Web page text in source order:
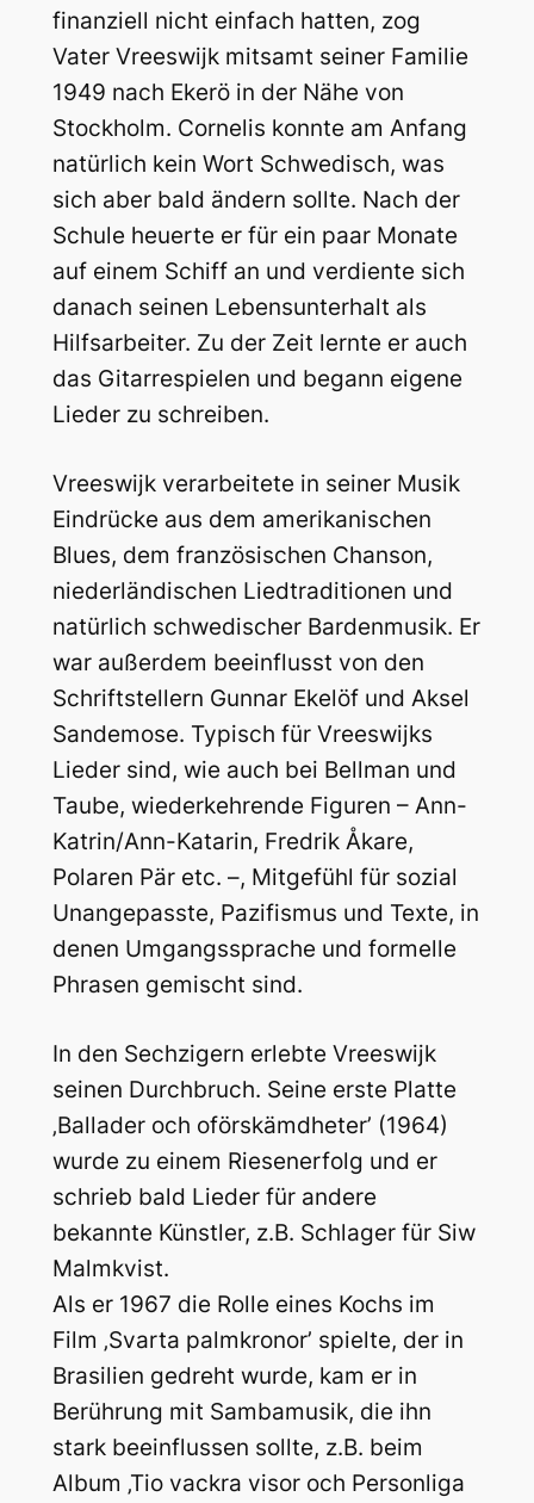
finanziell nicht einfach hatten, zog
Vater Vreeswijk mitsamt seiner Familie
1949 nach Ekerö in der Nähe von
Stockholm. Cornelis konnte am Anfang
natürlich kein Wort Schwedisch, was
sich aber bald ändern sollte. Nach der
Schule heuerte er für ein paar Monate
auf einem Schiff an und verdiente sich
danach seinen Lebensunterhalt als
Hilfsarbeiter. Zu der Zeit lernte er auch
das Gitarrespielen und begann eigene
Lieder zu schreiben.
Vreeswijk verarbeitete in seiner Musik
Eindrücke aus dem amerikanischen
Blues, dem französischen Chanson,
niederländischen Liedtraditionen und
natürlich schwedischer Bardenmusik. Er
war außerdem beeinflusst von den
Schriftstellern Gunnar Ekelöf und Aksel
Sandemose. Typisch für Vreeswijks
Lieder sind, wie auch bei Bellman und
Taube, wiederkehrende Figuren – Ann-
Katrin/Ann-Katarin, Fredrik Åkare,
Polaren Pär etc. –, Mitgefühl für sozial
Unangepasste, Pazifismus und Texte, in
denen Umgangssprache und formelle
Phrasen gemischt sind.
In den Sechzigern erlebte Vreeswijk
seinen Durchbruch. Seine erste Platte
‚Ballader och oförskämdheter’ (1964)
wurde zu einem Riesenerfolg und er
schrieb bald Lieder für andere
bekannte Künstler, z.B. Schlager für Siw
Malmkvist.
Als er 1967 die Rolle eines Kochs im
Film ‚Svarta palmkronor’ spielte, der in
Brasilien gedreht wurde, kam er in
Berührung mit Sambamusik, die ihn
stark beeinflussen sollte, z.B. beim
Album ‚Tio vackra visor och Personliga